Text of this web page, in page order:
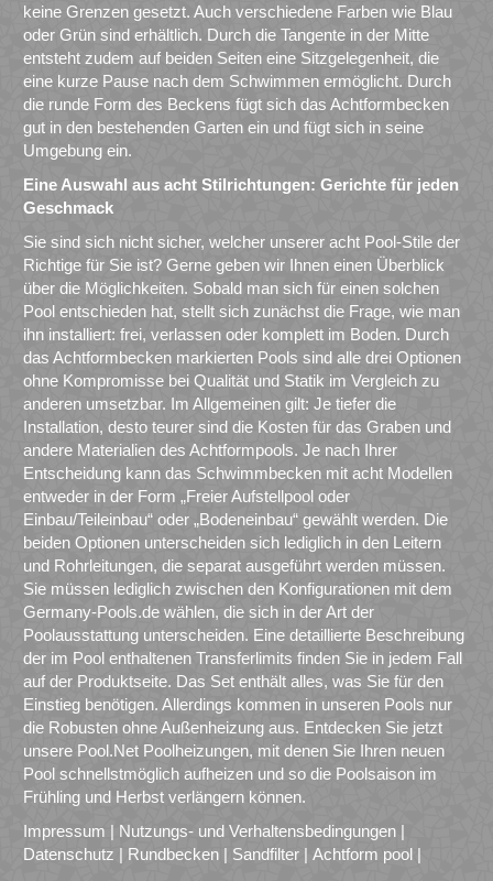
keine Grenzen gesetzt. Auch verschiedene Farben wie Blau
oder Grün sind erhältlich. Durch die Tangente in der Mitte
entsteht zudem auf beiden Seiten eine Sitzgelegenheit, die
eine kurze Pause nach dem Schwimmen ermöglicht. Durch
die runde Form des Beckens fügt sich das Achtformbecken
gut in den bestehenden Garten ein und fügt sich in seine
Umgebung ein.
Eine Auswahl aus acht Stilrichtungen: Gerichte für jeden
Geschmack
Sie sind sich nicht sicher, welcher unserer acht Pool-Stile der
Richtige für Sie ist? Gerne geben wir Ihnen einen Überblick
über die Möglichkeiten. Sobald man sich für einen solchen
Pool entschieden hat, stellt sich zunächst die Frage, wie man
ihn installiert: frei, verlassen oder komplett im Boden. Durch
das Achtformbecken markierten Pools sind alle drei Optionen
ohne Kompromisse bei Qualität und Statik im Vergleich zu
anderen umsetzbar. Im Allgemeinen gilt: Je tiefer die
Installation, desto teurer sind die Kosten für das Graben und
andere Materialien des Achtformpools. Je nach Ihrer
Entscheidung kann das Schwimmbecken mit acht Modellen
entweder in der Form „Freier Aufstellpool oder
Einbau/Teileinbau“ oder „Bodeneinbau“ gewählt werden. Die
beiden Optionen unterscheiden sich lediglich in den Leitern
und Rohrleitungen, die separat ausgeführt werden müssen.
Sie müssen lediglich zwischen den Konfigurationen mit dem
Germany-Pools.de wählen, die sich in der Art der
Poolausstattung unterscheiden. Eine detaillierte Beschreibung
der im Pool enthaltenen Transferlimits finden Sie in jedem Fall
auf der Produktseite. Das Set enthält alles, was Sie für den
Einstieg benötigen. Allerdings kommen in unseren Pools nur
die Robusten ohne Außenheizung aus. Entdecken Sie jetzt
unsere Pool.Net Poolheizungen, mit denen Sie Ihren neuen
Pool schnellstmöglich aufheizen und so die Poolsaison im
Frühling und Herbst verlängern können.
Impressum
Nutzungs- und Verhaltensbedingungen
Datenschutz
Rundbecken Sandfilter Achtform pool